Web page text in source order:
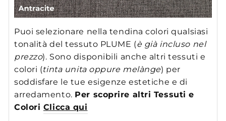
Puoi selezionare nella tendina colori qualsiasi
tonalità del tessuto PLUME (è già incluso nel
prezzo). Sono disponibili anche altri tessuti e
colori (tinta unita oppure melànge) per
soddisfare le tue esigenze estetiche e di
arredamento. Per scoprire altri Tessuti e
Colori Clicca qui